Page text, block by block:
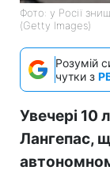
Фото: у Росії
(Getty Images)
Розумій
чутки з
Увечері 10
Лангепас,